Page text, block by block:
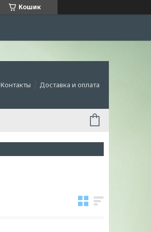
Кошик
Контакты Доставка и оплата